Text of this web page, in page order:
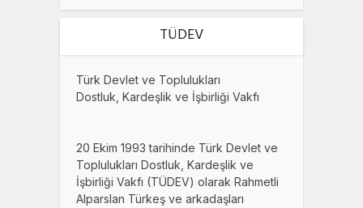
TÜDEV
Türk Devlet ve Toplulukları
Dostluk, Kardeşlik ve İşbirliği Vakfı
20 Ekim 1993 tarihinde Türk Devlet ve
Toplulukları Dostluk, Kardeşlik ve
İşbirliği Vakfı (TÜDEV) olarak Rahmetli
Alparslan Türkeş ve arkadaşları